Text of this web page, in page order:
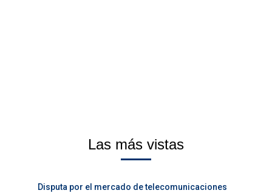
Las más vistas
Disputa por el mercado de telecomunicaciones